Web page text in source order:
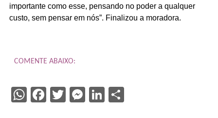
importante como esse, pensando no poder a qualquer
custo, sem pensar em nós”. Finalizou a moradora.
COMENTE ABAIXO:
WhatsApp
Facebook
Twitter
Messenger
LinkedIn
Share